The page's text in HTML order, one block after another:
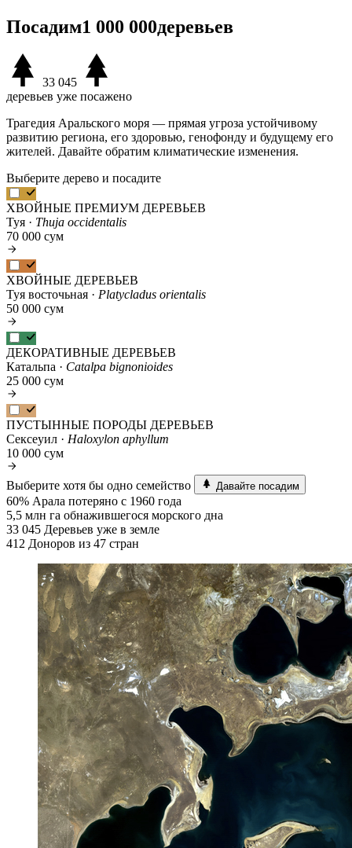
Посадим1 000 000деревьев
33 045
деревьев уже посажено
Трагедия Аральского моря — прямая угроза устойчивому
развитию региона, его здоровью, генофонду и будущему его
жителей. Давайте обратим климатические изменения.
Выберите дерево и посадите
ХВОЙНЫЕ ПРЕМИУМ ДЕРЕВЬЕВ
Туя · Thuja occidentalis
70 000 сум
ХВОЙНЫЕ ДЕРЕВЬЕВ
Туя восточьная · Platycladus orientalis
50 000 сум
ДЕКОРАТИВНЫЕ ДЕРЕВЬЕВ
Катальпа · Catalpa bignonioides
25 000 сум
ПУСТЫННЫЕ ПОРОДЫ ДЕРЕВЬЕВ
Сексеуил · Haloxylon aphyllum
10 000 сум
Выберите хотя бы одно семейство Давайте посадим
60% Арала потеряно с 1960 года
5,5 млн га обнажившегося морского дна
33 045 Деревьев уже в земле
412 Доноров из 47 стран